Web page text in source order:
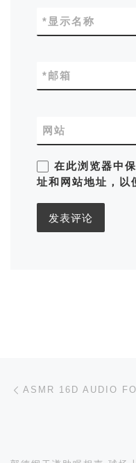
显示名称
*
邮箱
*
网站
在此浏览器中
址和网站地址，以
文章导航